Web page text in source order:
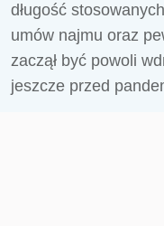
długość
umów najmu oraz
zaczął być powoli
jeszcze przed